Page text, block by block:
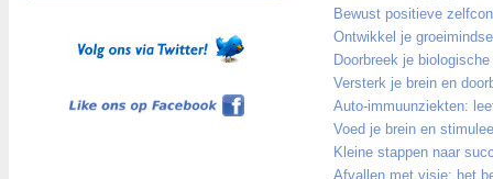
Bewust positieve
Ontwikkel je
Doorbreek je
Versterk je brein en
Auto-immuunziekten:
Voed je brein en
Kleine stappen naar
Afvallen met visie: het